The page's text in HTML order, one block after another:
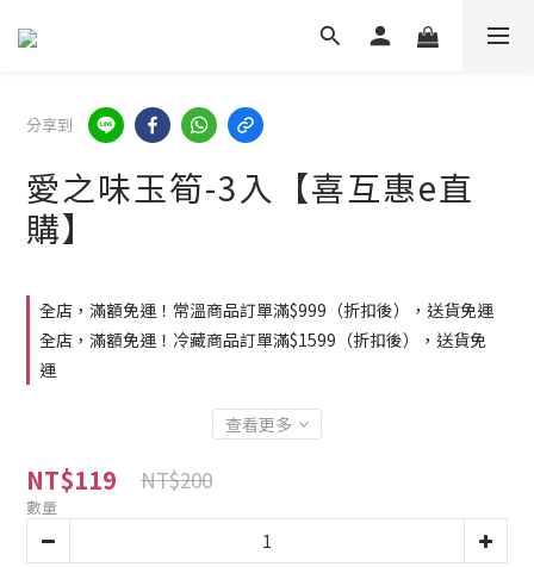
分享到
愛之味玉筍-3入【喜互惠e直
購】
全店，滿額免運！常溫商品訂單滿$999（折扣後），送貨免運
全店，滿額免運！冷藏商品訂單滿$1599（折扣後），送貨免
運
查看更多
NT$119 NT$200
數量